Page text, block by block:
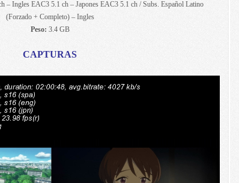
– Ingles EAC3 5.1 ch – Japones EAC3 5.1 ch / Subs. Español Latino
(Forzado + Completo) – Ingles
Peso: 3.4 GB
CAPTURAS